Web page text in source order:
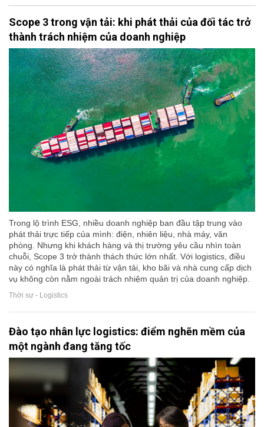
Scope 3 trong vận tải: khi phát thải của đối tác trở
thành trách nhiệm của doanh nghiệp
Trong lộ trình ESG, nhiều doanh nghiệp ban đầu tập trung vào
phát thải trực tiếp của mình: điện, nhiên liệu, nhà máy, văn
phòng. Nhưng khi khách hàng và thị trường yêu cầu nhìn toàn
chuỗi, Scope 3 trở thành thách thức lớn nhất. Với logistics, điều
này có nghĩa là phát thải từ vận tải, kho bãi và nhà cung cấp dịch
vụ không còn nằm ngoài trách nhiệm quản trị của doanh nghiệp.
Thời sự - Logistics
Đào tạo nhân lực logistics: điểm nghẽn mềm của
một ngành đang tăng tốc